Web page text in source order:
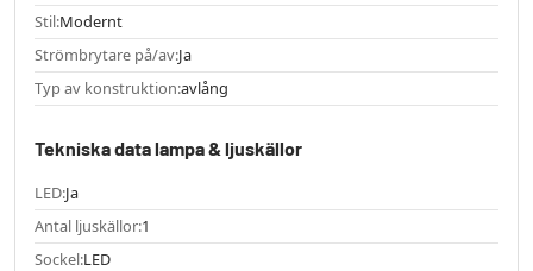
Stil:Modernt
Strömbrytare på/av:Ja
Typ av konstruktion:avlång
Tekniska data lampa & ljuskällor
LED:Ja
Antal ljuskällor:1
Sockel:LED